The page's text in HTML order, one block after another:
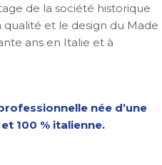
de la société historique
qualité et le design du Made
ans en Italie et à
née d’une
100 % italienne.